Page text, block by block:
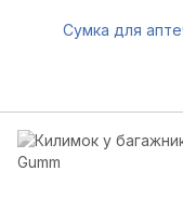
Сумка для